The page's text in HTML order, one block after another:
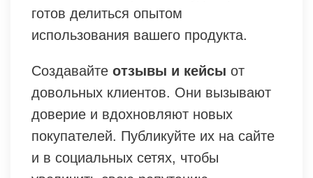
готов делиться опытом
использования вашего продукта.
Создавайте отзывы и кейсы от
довольных клиентов. Они вызывают
доверие и вдохновляют новых
покупателей. Публикуйте их на сайте
и в социальных сетях, чтобы